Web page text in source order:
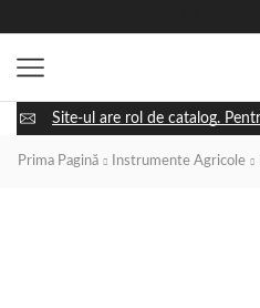
Prima Pagină Instrumente Agricole